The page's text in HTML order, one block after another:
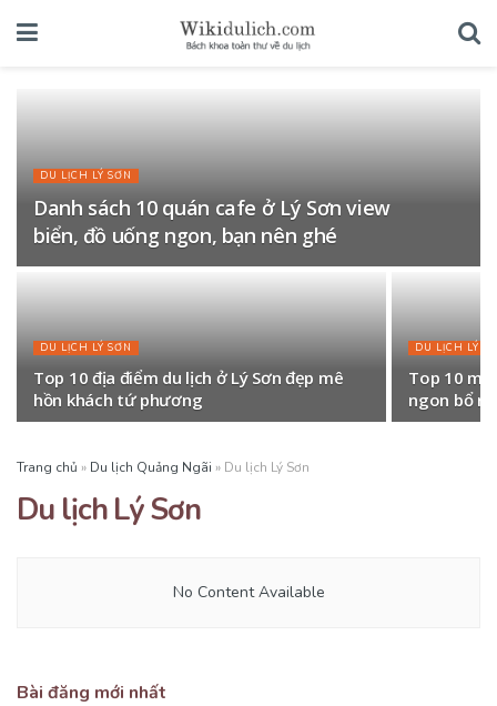
DU LỊCH LÝ SƠN
Danh sách 10 quán cafe ở Lý Sơn view
biển, đồ uống ngon, bạn nên ghé
DU LỊCH LÝ SƠN
Top 10 địa điểm du lịch ở Lý Sơn đẹp mê
hồn khách tứ phương
DU LỊCH LÝ
Top 10
ngon bổ
Trang chủ » Du lịch Quảng Ngãi » Du lịch Lý Sơn
Du lịch Lý Sơn
No Content Available
Bài đăng mới nhất